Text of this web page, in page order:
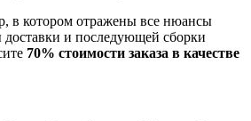
в котором отражены все нюансы
доставки и последующей сборки
70% стоимости заказа в качестве